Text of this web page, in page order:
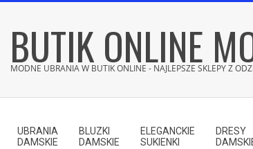
contentBUTIK ONLINE
MODNE UBRANIA W BUTIK ONLINE - NAJLEPSZE SKLEPY Z
Menu
UBRANIA
DAMSKIE
BLUZKI
DAMSKIE
ELEGANCKIE
SUKIENKI
DRESY